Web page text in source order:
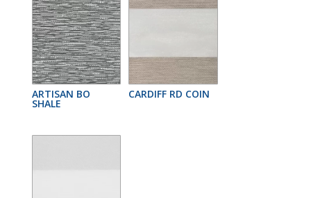
ARTISAN BO
SHALE
CARDIFF RD COIN